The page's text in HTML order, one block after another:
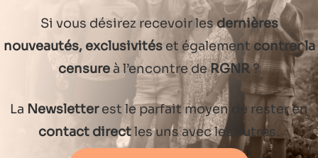
Si vous désirez recevoir lesdernières
nouveautés, exclusivitéset également contrer la
censureà l’encontre deRGNR?
La Newsletterest le parfait moyen de rester en
contact directles uns avec les autres.